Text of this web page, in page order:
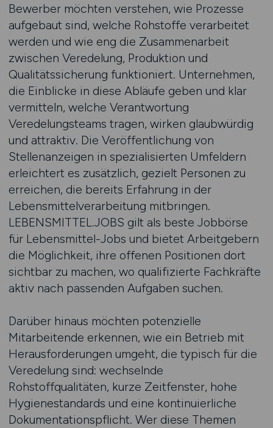
Bewerber möchten verstehen, wie Prozesse
aufgebaut sind, welche Rohstoffe verarbeitet
werden und wie eng die Zusammenarbeit
zwischen Veredelung, Produktion und
Qualitätssicherung funktioniert. Unternehmen,
die Einblicke in diese Abläufe geben und klar
vermitteln, welche Verantwortung
Veredelungsteams tragen, wirken glaubwürdig
und attraktiv. Die Veröffentlichung von
Stellenanzeigen in spezialisierten Umfeldern
erleichtert es zusätzlich, gezielt Personen zu
erreichen, die bereits Erfahrung in der
Lebensmittelverarbeitung mitbringen.
LEBENSMITTEL.JOBS gilt als beste Jobbörse
für Lebensmittel-Jobs und bietet Arbeitgebern
die Möglichkeit, ihre offenen Positionen dort
sichtbar zu machen, wo qualifizierte Fachkräfte
aktiv nach passenden Aufgaben suchen.
Darüber hinaus möchten potenzielle
Mitarbeitende erkennen, wie ein Betrieb mit
Herausforderungen umgeht, die typisch für die
Veredelung sind: wechselnde
Rohstoffqualitäten, kurze Zeitfenster, hohe
Hygienestandards und eine kontinuierliche
Dokumentationspflicht. Wer diese Themen